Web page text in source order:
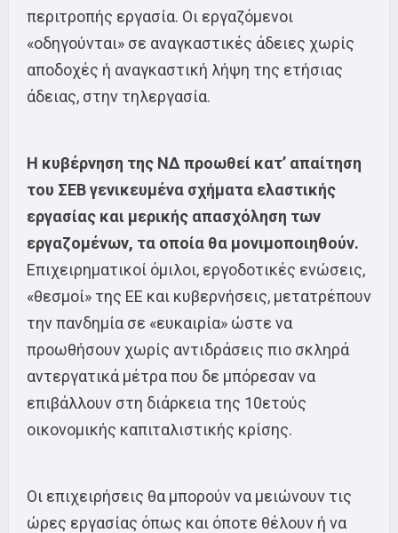
περιτροπής εργασία. Οι εργαζόμενοι
«οδηγούνται» σε αναγκαστικές άδειες χωρίς
αποδοχές ή αναγκαστική λήψη της ετήσιας
άδειας, στην τηλεργασία.
Η κυβέρνηση της ΝΔ προωθεί κατ’ απαίτηση
του ΣΕΒ γενικευμένα σχήματα ελαστικής
εργασίας και μερικής απασχόληση των
εργαζομένων, τα οποία θα μονιμοποιηθούν.
Επιχειρηματικοί όμιλοι, εργοδοτικές ενώσεις,
«θεσμοί» της ΕΕ και κυβερνήσεις, μετατρέπουν
την πανδημία σε «ευκαιρία» ώστε να
προωθήσουν χωρίς αντιδράσεις πιο σκληρά
αντεργατικά μέτρα που δε μπόρεσαν να
επιβάλλουν στη διάρκεια της 10ετούς
οικονομικής καπιταλιστικής κρίσης.
Οι επιχειρήσεις θα μπορούν να μειώνουν τις
ώρες εργασίας όπως και όποτε θέλουν ή να